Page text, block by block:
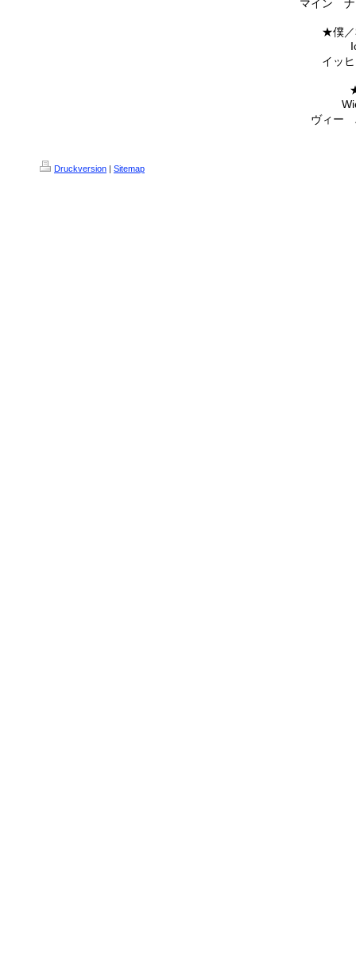
マイン
★僕／
イッ
ヴィー
Druckversion | Sitemap